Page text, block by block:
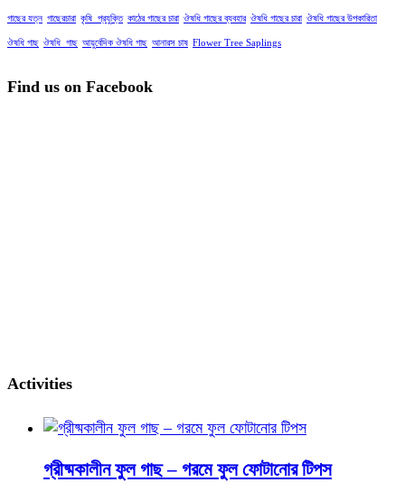
গাছের যত্ন গাছেরচারা কৃষি_প্রযুক্তি কাঠের গাছের চারা ঔষধি গাছের ব্যবহার ঔষধি গাছের চারা ঔষধি গাছের উপকারিতা
ঔষধি গাছ ঔষধি_গাছ আয়ুর্বেদিক ঔষধি গাছ আনারস চাষ Flower Tree Saplings
Find us on Facebook
Activities
গ্রীষ্মকালীন ফুল গাছ – গরমে ফুল ফোটানোর টিপস